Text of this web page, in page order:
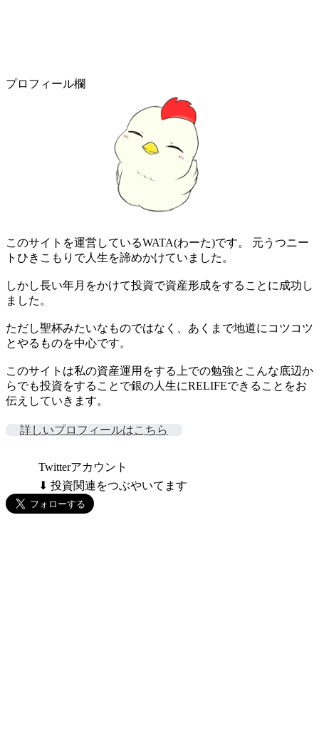
プロフィール欄
このサイトを運営しているWATA(わーた)です。 元うつニー
トひきこもりで人生を諦めかけていました。
しかし長い年月をかけて投資で資産形成をすることに成功し
ました。
ただし聖杯みたいなものではなく、あくまで地道にコツコツ
とやるものを中心です。
このサイトは私の資産運用をする上での勉強とこんな底辺か
らでも投資をすることで銀の人生にRELIFEできることをお
伝えしていきます。
詳しいプロフィールはこちら
Twitterアカウント
⬇ 投資関連をつぶやいてます